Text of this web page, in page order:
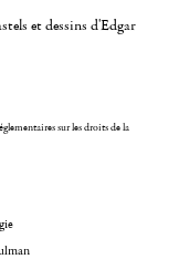
et dessins d'Edgar
sur les droits de la